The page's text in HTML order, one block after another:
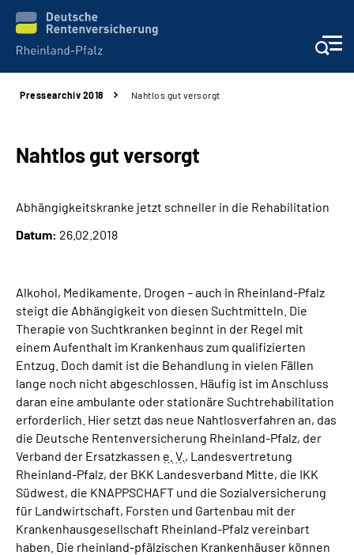
Beratung
Karriere
Über uns
Inhalte in Gebärdensprache (DGS)
Leichte Sprache
Suche
Mein Kundenportal
Pressearchiv 2018 Nahtlos gut versorgt
Nahtlos gut versorgt
Abhängigkeitskranke jetzt schneller in die Rehabilitation
Datum: 26.02.2018
Alkohol, Medikamente, Drogen – auch in Rheinland-Pfalz
steigt die Abhängigkeit von diesen Suchtmitteln. Die
Therapie von Suchtkranken beginnt in der Regel mit
einem Aufenthalt im Krankenhaus zum qualifizierten
Entzug. Doch damit ist die Behandlung in vielen Fällen
lange noch nicht abgeschlossen. Häufig ist im Anschluss
daran eine ambulante oder stationäre Suchtrehabilitation
erforderlich. Hier setzt das neue Nahtlosverfahren an, das
die Deutsche Rentenversicherung Rheinland-Pfalz, der
Verband der Ersatzkassen e. V. , Landesvertretung
Rheinland-Pfalz, der BKK Landesverband Mitte, die IKK
Südwest, die KNAPPSCHAFT und die Sozialversicherung
für Landwirtschaft, Forsten und Gartenbau mit der
Krankenhausgesellschaft Rheinland-Pfalz vereinbart
haben. Die rheinland-pfälzischen Krankenhäuser können